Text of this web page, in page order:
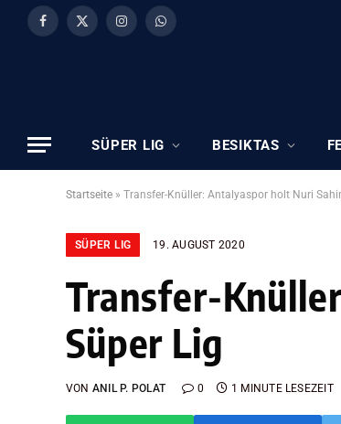
Facebook
X
InstagramWhatsApp
SÜPER LIG BESIKTAS
Startseite » Transfer-Knüller: Antalyaspor holt Nuri
SÜPER LIG 19. AUGUST 2020
Transfer-
Süper Lig
VON ANIL P. POLAT 0 1 MINUTE LESEZEIT